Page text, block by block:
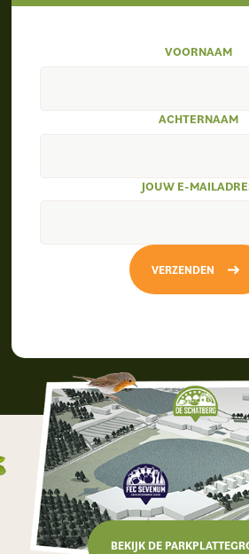
VOORNAAM
ACHTERNAAM
JOUW E-
VERZENDEN
BEKIJK DE